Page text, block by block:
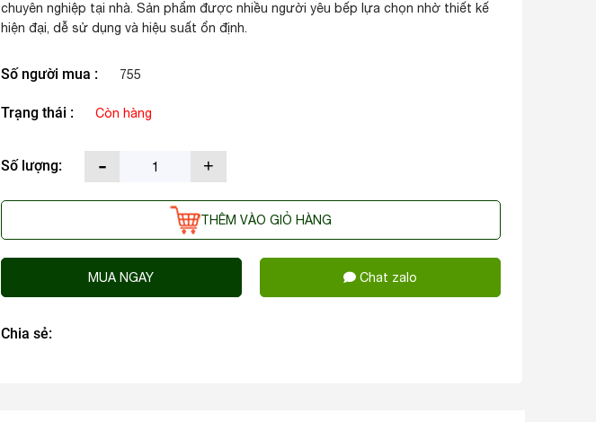
chuyên nghiệp tại nhà. Sản phẩm được nhiều người yêu bếp lựa chọn nhờ thiết kế
hiện đại, dễ sử dụng và hiệu suất ổn định.
Số người mua : 755
Trạng thái : Còn hàng
Số lượng: - +
THÊM VÀO GIỎ HÀNG
MUA NGAY Chat zalo
Chia sẻ: